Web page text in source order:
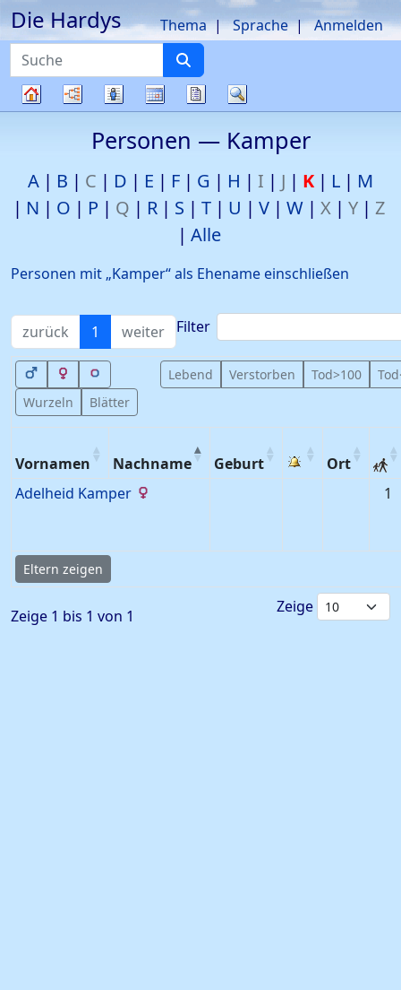
Weiter zu Hauptseite
Die Hardys
Suche
Thema Sprache Anmelden
Diagramme
Listen KalenderBerichte
Personen — Kamper
A B C D E F G H I J K L
M
N
O P Q R S T U V W X Y
Z
Alle
Personen mit „Kamper“ als Ehename einschließen
zurück 1 weiter Filter
Lebend Verstorben Tod>100
Wurzeln
Blätter
Vornamen Nachname Geburt
Ort
Adelheid Kamper 1
Eltern zeigen
Zeige 1 bis 1 von 1 Zeige